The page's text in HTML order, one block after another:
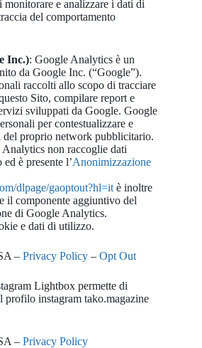
e analizzare i dati di
del comportamento
Inc.): Google Analytics è un
da Google Inc. (“Google”).
raccolti allo scopo di tracciare
Sito, compilare report e
sviluppati da Google. Google
per contestualizzare e
del proprio network pubblicitario.
non raccoglie dati
è presente l’Anonimizzazione
dlpage/gaoptout?hl=it è inoltre
il componente aggiuntivo del
di Google Analytics.
e dati di utilizzo.
– Privacy Policy – Opt Out
Lightbox permette di
profilo instagram tako.magazine
– Privacy Policy